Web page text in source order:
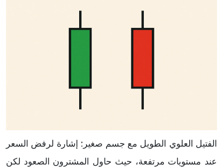
الفتيل العلوي الطويل مع جسم صغير: إشارة لرفض السعر
عند مستويات مرتفعة، حيث حاول المشترون الصعود لكن